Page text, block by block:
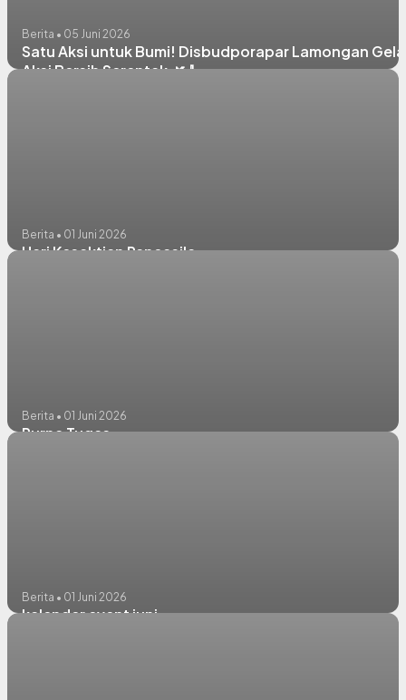
Berita • 05 Juni 2026
Satu Aksi untuk Bumi! Disbudporapar Lamongan
Aksi Bersih Serentak 🌿🧹
Berita • 01 Juni 2026
Hari Kesaktian Pancasila
Berita • 01 Juni 2026
Purna Tugas
Berita • 01 Juni 2026
kalender event juni